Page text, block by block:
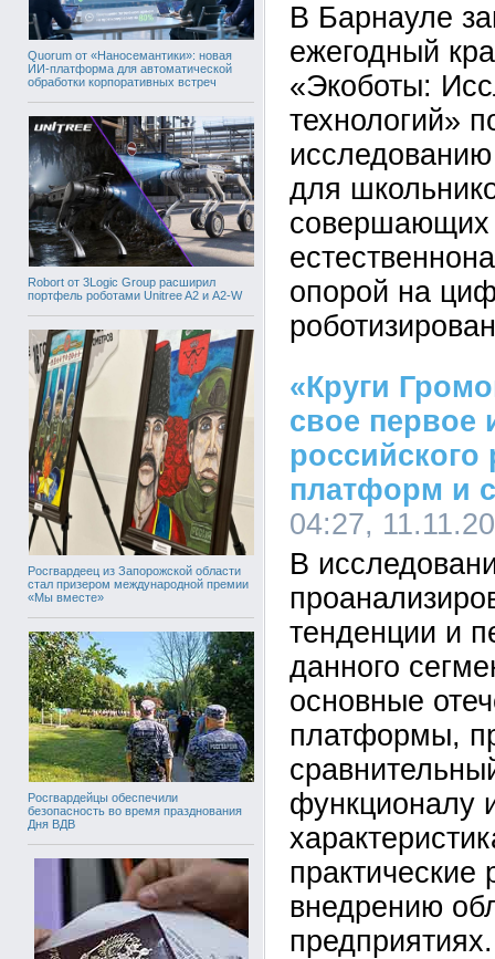
Quorum от «Наносемантики»: новая
ИИ-платформа для автоматической
обработки корпоративных встреч
Robort от 3Logic Group расширил
портфель роботами Unitree A2 и A2-W
Росгвардеец из Запорожской области
стал призером международной премии
«Мы вместе»
Росгвардейцы обеспечили
безопасность во время празднования
Дня ВДВ
В Барнауле
ежегодный
«Экоботы:
технологий»
для
совершающих
опорой на
«Круги
свое первое
платформ и
04:27,
В
тенденции и
данного
основные
платформы,
функционалу
внедрению
предприятиях.